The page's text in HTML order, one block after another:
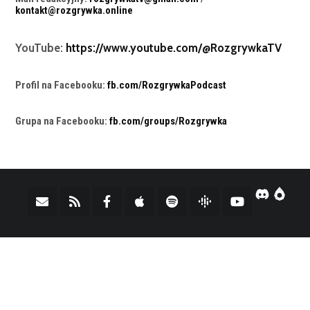
kontakt@rozgrywka.online
YouTube: https://www.youtube.com/@RozgrywkaTV
Profil na Facebooku:fb.com/RozgrywkaPodcast
Grupa na Facebooku:fb.com/groups/Rozgrywka